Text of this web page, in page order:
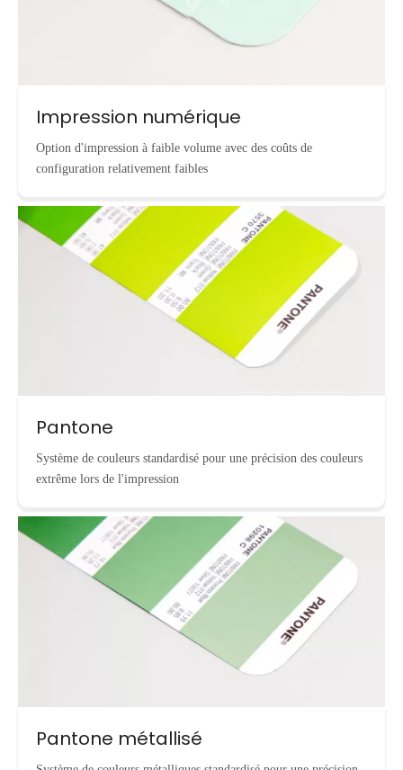
Impression numérique
Option d'impression à faible volume avec des coûts de
configuration relativement faibles
Pantone
Système de couleurs standardisé pour une précision des couleurs
extrême lors de l'impression
Pantone métallisé